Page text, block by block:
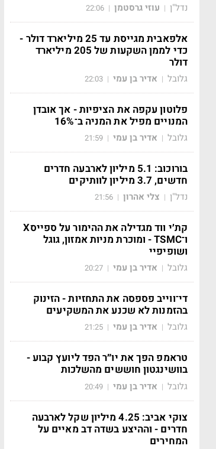
נדל"ן | עוזי גרסטמן |
22:06
אלפאבית מגייסת עד 25 מיליארד דולר -
כדי לממן השקעות של 205 מיליארד
דולר
גלובל | אדיר בן עמי |
22:03
פלוטון עקפה את הציפיות - אך אובדן
המנויים מפיל את המניה ב־16%
גלובל | אדיר בן עמי |
21:59
בורוכוב: 5.1 מיליון לארבעה חדרים
חדשים, 3.7 מיליון לוותיקים
נדל"ן | צלי אהרון |
21:56
קת׳י ווד מגדילה את ההימור על ספייסX
ו־TSMC - ומוכרת מניות אמזון, גוגל
ושופיפיי
גלובל | אדיר בן עמי |
20:27
די־ווייב פספסה את התחזיות - הזינוק
בהזמנות לא שכנע את המשקיעים
גלובל | אדיר בן עמי |
21:25
טראמפ הפך את יו״ר הפד ליועץ קבוע -
בוושינגטון חוששים מהשלכות
גלובל | אדיר בן עמי |
20:49
צוקי אביב: 4.25 מיליון שקל לארבעה
חדרים - וההיצע בשדה דב מאיים על
המחירים